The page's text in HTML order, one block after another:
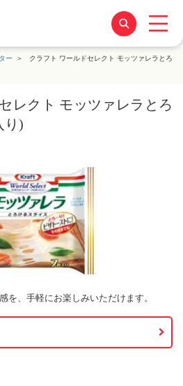
ー
クラフト ワールドセレクト モッツァレラとろ
レクト モッツァレラとろ
り)
を、手軽にお楽しみいただけます。